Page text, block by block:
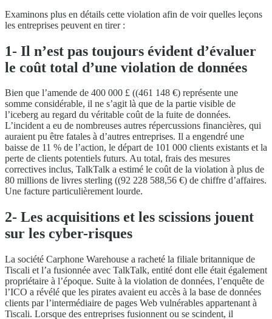
Examinons plus en détails cette violation afin de voir quelles leçons
les entreprises peuvent en tirer :
1- Il n’est pas toujours évident d’évaluer
le coût total d’une violation de données
Bien que l’amende de 400 000 £ ((461 148 €) représente une
somme considérable, il ne s’agit là que de la partie visible de
l’iceberg au regard du véritable coût de la fuite de données.
L’incident a eu de nombreuses autres répercussions financières, qui
auraient pu être fatales à d’autres entreprises. Il a engendré une
baisse de 11 % de l’action, le départ de 101 000 clients existants et la
perte de clients potentiels futurs. Au total, frais des mesures
correctives inclus, TalkTalk a estimé le coût de la violation à plus de
80 millions de livres sterling ((92 228 588,56 €) de chiffre d’affaires.
Une facture particulièrement lourde.
2- Les acquisitions et les scissions jouent
sur les cyber-risques
La société Carphone Warehouse a racheté la filiale britannique de
Tiscali et l’a fusionnée avec TalkTalk, entité dont elle était également
propriétaire à l’époque. Suite à la violation de données, l’enquête de
l’ICO a révélé que les pirates avaient eu accès à la base de données
clients par l’intermédiaire de pages Web vulnérables appartenant à
Tiscali. Lorsque des entreprises fusionnent ou se scindent, il